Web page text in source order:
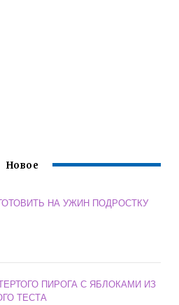
Новое
НА УЖИН ПОДРОСТКУ
ПИРОГА С ЯБЛОКАМИ ИЗ
ТЕСТА